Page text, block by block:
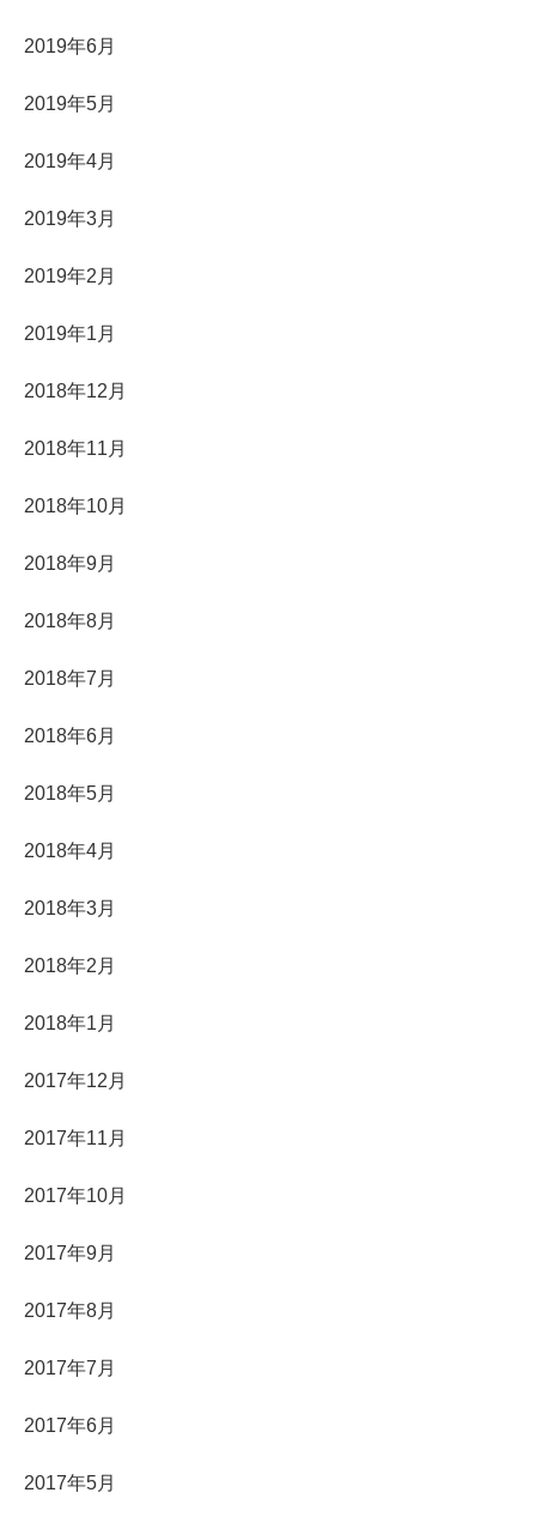
2019年6月
2019年5月
2019年4月
2019年3月
2019年2月
2019年1月
2018年12月
2018年11月
2018年10月
2018年9月
2018年8月
2018年7月
2018年6月
2018年5月
2018年4月
2018年3月
2018年2月
2018年1月
2017年12月
2017年11月
2017年10月
2017年9月
2017年8月
2017年7月
2017年6月
2017年5月